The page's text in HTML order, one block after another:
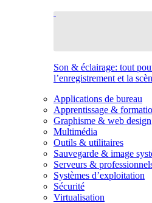
Son & éclairage: tout
l’enregistrement et la
Applications de bureau
Apprentissage &
Graphisme & web design
Multimédia
Outils & utilitaires
Sauvegarde & image
Serveurs &
Systèmes d’exploitation
Sécurité
Virtualisation